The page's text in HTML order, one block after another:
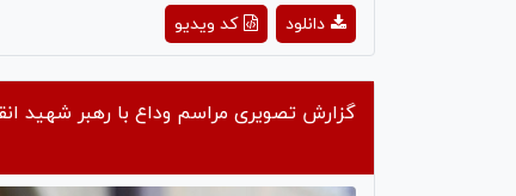
کد ویدیو دانلود
گزارش تصویری مراسم وداع با رهبر شهید